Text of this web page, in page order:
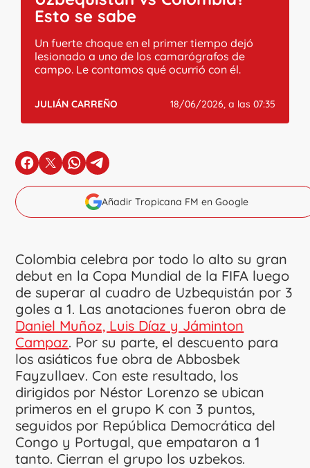
Esto se sabe
Un fuerte choque en el primer tiempo dejó
lesionado a uno de los camarógrafos de
campo. Le contamos qué ocurrió con él.
JULIÁN CARREÑO 18/06/2026, a las 07:35
en Facebook
en Xen Whatsapp
en Telegram
Añadir Tropicana FM en Google
Colombia celebra por todo lo alto su gran
debut en la Copa Mundial de la FIFA luego
de superar al cuadro de Uzbequistán por 3
goles a 1. Las anotaciones fueron obra de
Daniel Muñoz, Luis Díaz y Jáminton
Campaz. Por su parte, el descuento para
los asiáticos fue obra de Abbosbek
Fayzullaev. Con este resultado, los
dirigidos por Néstor Lorenzo se ubican
primeros en el grupo K con 3 puntos,
seguidos por República Democrática del
Congo y Portugal, que empataron a 1
tanto. Cierran el grupo los uzbekos.